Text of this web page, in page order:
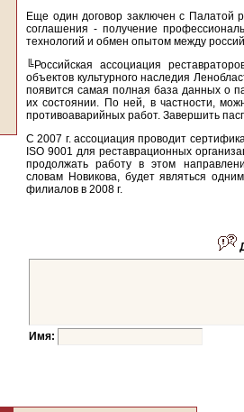
Еще один договор заключен с Палатой
соглашения - получение
технологий и обмен опытом между
╚Российская ассоциация
объектов культурного наследия
появится самая полная база данных о
их состоянии. По ней, в частности,
противоаварийных работ. Завершить
С 2007 г. ассоциация проводит
ISO 9001 для реставрационных
продолжать работу в этом
словам Новикова, будет являться
филиалов в 2008 г.
Имя: